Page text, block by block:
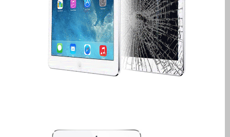
Netzteile
Austausch der Batterie für
Ihr iPhone und iPad
Diehard Apple-Fans für
immer!
Kundenaussagen